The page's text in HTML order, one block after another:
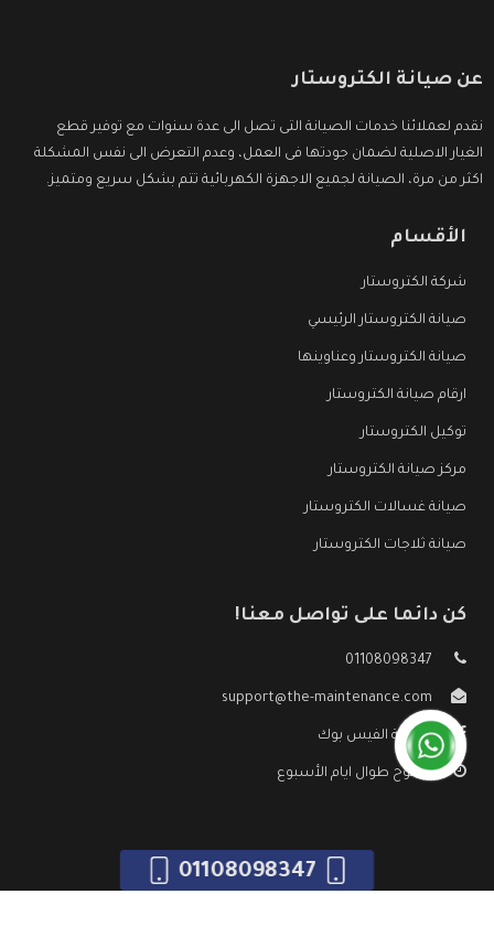
عن صيانة الكتروستار
نقدم لعملائنا خدمات الصيانة التى تصل الى عدة سنوات مع توفير قطع
الغيار الاصلية لضمان جودتها فى العمل، وعدم التعرض الى نفس المشكلة
اكثر من مرة، الصيانة لجميع الاجهزة الكهربائية تتم بشكل سريع ومتميز.
الأقسام
شركة الكتروستار
صيانة الكتروستار الرئيسي
صيانة الكتروستار وعناوينها
ارقام صيانة الكتروستار
توكيل الكتروستار
مركز صيانة الكتروستار
صيانة غسالات الكتروستار
صيانة ثلاجات الكتروستار
كن دائما على تواصل معنا!
01108098347
support@the-maintenance.com
صفحة الفيس بوك
مفتوح طوال ايام الأسبوع
01108098347